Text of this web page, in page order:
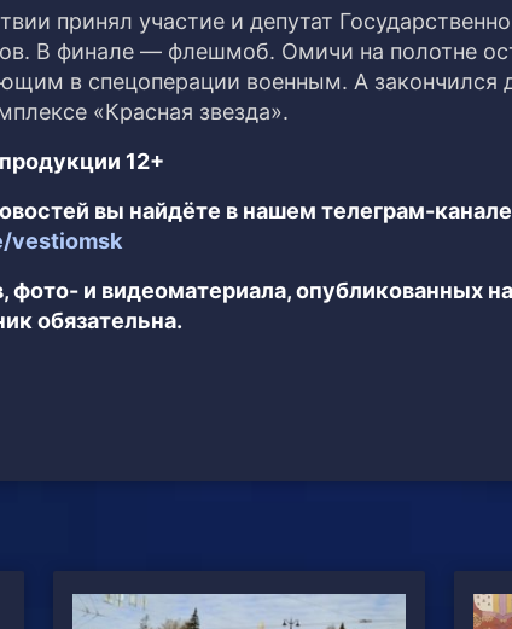
принял участие и депутат
В финале — флешмоб. Омичи на полотне
в спецоперации военным. А закончился
«Красная звезда».
12+
вы найдёте в нашем телеграм-
vestiomsk
фото- и видеоматериала, опубликованных
обязательна.